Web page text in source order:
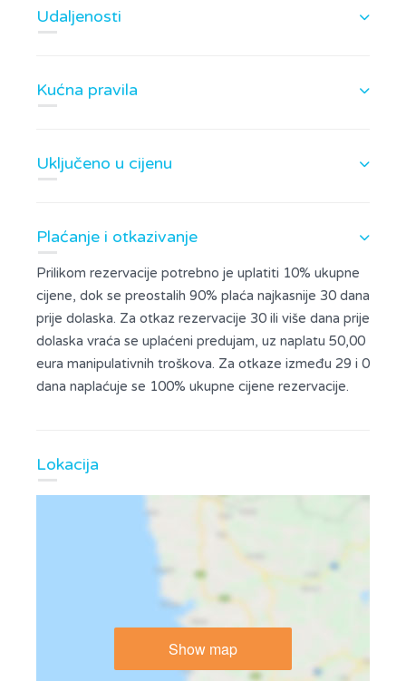
Udaljenosti
Kućna pravila
Uključeno u cijenu
Plaćanje i otkazivanje
Prilikom rezervacije potrebno je uplatiti 10% ukupne
cijene, dok se preostalih 90% plaća najkasnije 30 dana
prije dolaska. Za otkaz rezervacije 30 ili više dana prije
dolaska vraća se uplaćeni predujam, uz naplatu 50,00
eura manipulativnih troškova. Za otkaze između 29 i 0
dana naplaćuje se 100% ukupne cijene rezervacije.
Lokacija
Show map